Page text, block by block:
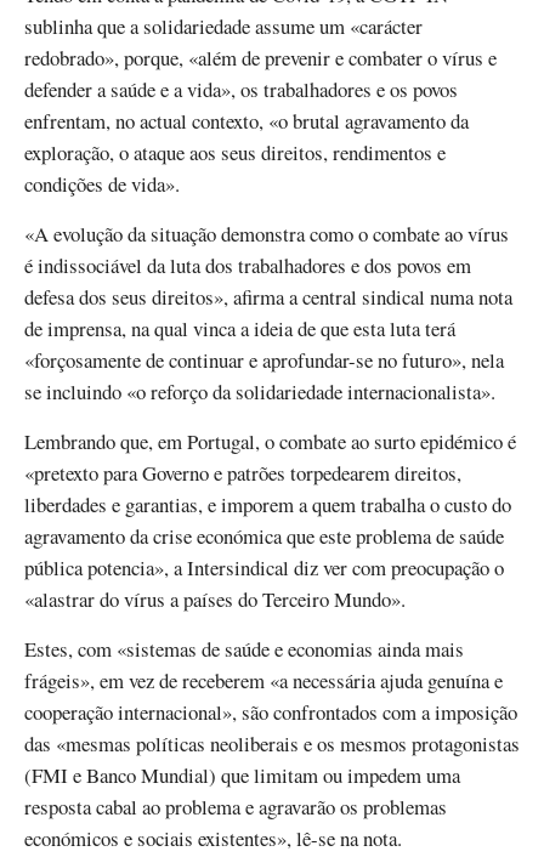
sublinha que a solidariedade assume um «carácter
redobrado», porque, «além de prevenir e combater o vírus e
defender a saúde e a vida», os trabalhadores e os povos
enfrentam, no actual contexto, «o brutal agravamento da
exploração, o ataque aos seus direitos, rendimentos e
condições de vida».
«A evolução da situação demonstra como o combate ao vírus
é indissociável da luta dos trabalhadores e dos povos em
defesa dos seus direitos», afirma a central sindical numa nota
de imprensa, na qual vinca a ideia de que esta luta terá
«forçosamente de continuar e aprofundar-se no futuro», nela
se incluindo «o reforço da solidariedade internacionalista».
Lembrando que, em Portugal, o combate ao surto epidémico é
«pretexto para Governo e patrões torpedearem direitos,
liberdades e garantias, e imporem a quem trabalha o custo do
agravamento da crise económica que este problema de saúde
pública potencia», a Intersindical diz ver com preocupação o
«alastrar do vírus a países do Terceiro Mundo».
Estes, com «sistemas de saúde e economias ainda mais
frágeis», em vez de receberem «a necessária ajuda genuína e
cooperação internacional», são confrontados com a imposição
das «mesmas políticas neoliberais e os mesmos protagonistas
(FMI e Banco Mundial) que limitam ou impedem uma
resposta cabal ao problema e agravarão os problemas
económicos e sociais existentes», lê-se na nota.